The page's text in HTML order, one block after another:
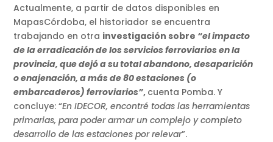
Actualmente, a partir de datos disponibles en
MapasCórdoba, el historiador se encuentra
trabajando en otra investigación sobre “el impacto
de la erradicación de los servicios ferroviarios en la
provincia, que dejó a su total abandono, desaparición
o enajenación, a más de 80 estaciones (o
embarcaderos) ferroviarios”, cuenta Pomba. Y
concluye: “En IDECOR, encontré todas las herramientas
primarias, para poder armar un complejo y completo
desarrollo de las estaciones por relevar”.